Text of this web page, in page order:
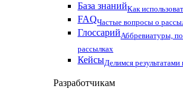
База знанийКак
FAQЧастые вопросы о
ГлоссарийАббревиатуры,
рассылках
КейсыДелимся
Разработчикам